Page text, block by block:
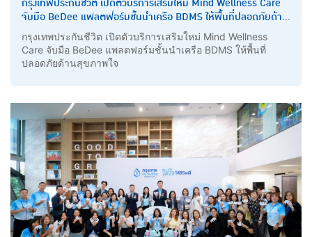
จับมือ BeDee แพลตฟอร์มชั้นนำเครือ BDMS ให้พื้นที่ปลอดภัยด้าน
สุขภาพใจ
กรุงเทพประกันชีวิต เปิดตัวบริการเสริมใหม่ Mind Wellness
Care จับมือ BeDee แพลตฟอร์มชั้นนำเครือ BDMS ให้พื้นที่
ปลอดภัยด้านสุขภาพใจ